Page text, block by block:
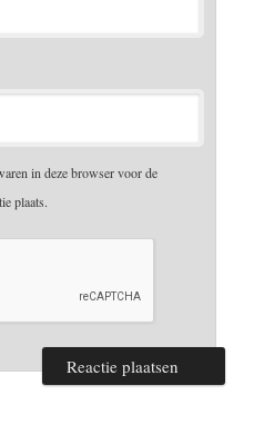
in deze browser voor de
plaats.